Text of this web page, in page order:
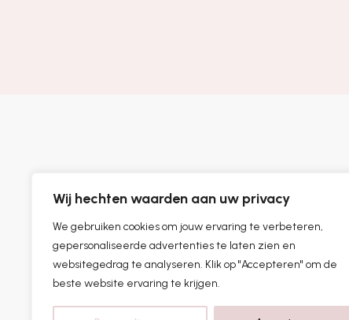
Wij hechten waarden aan uw privacy
We gebruiken cookies om jouw ervaring te verbeteren,
gepersonaliseerde advertenties te laten zien en
websitegedrag te analyseren. Klik op "Accepteren" om de
beste website ervaring te krijgen.